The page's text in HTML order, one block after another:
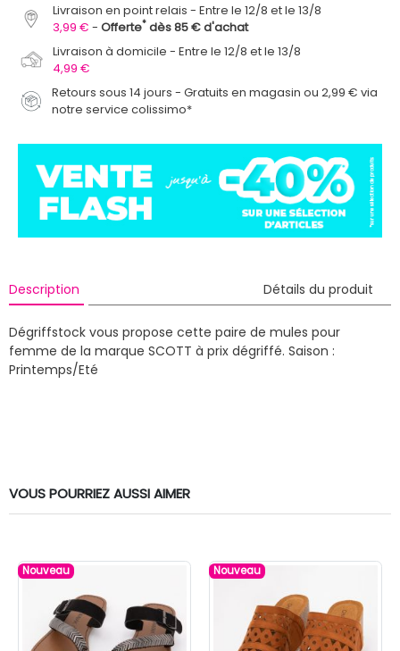
Livraison en point relais
Entre le 12/8 et le 13/8
3,99 €
Offerte* dès 85 € d'achat
Livraison à domicile
Entre le 12/8 et le 13/8
4,99 €
Retours sous 14 jours - Gratuits en magasin ou 2,99 € via
notre service colissimo*
Description Détails du produit
Dégriffstock vous propose cette paire de mules pour
femme de la marque SCOTT à prix dégriffé. Saison :
Printemps/Eté
VOUS POURRIEZ AUSSI AIMER
Nouveau Nouveau